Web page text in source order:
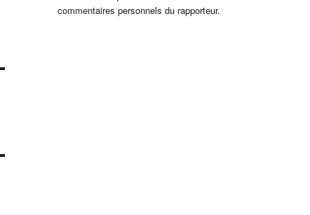
commentaires personnels du rapporteur.